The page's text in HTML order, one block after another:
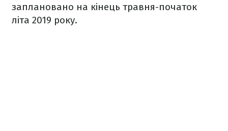
заплановано на кінець травня-початок
літа 2019 року.